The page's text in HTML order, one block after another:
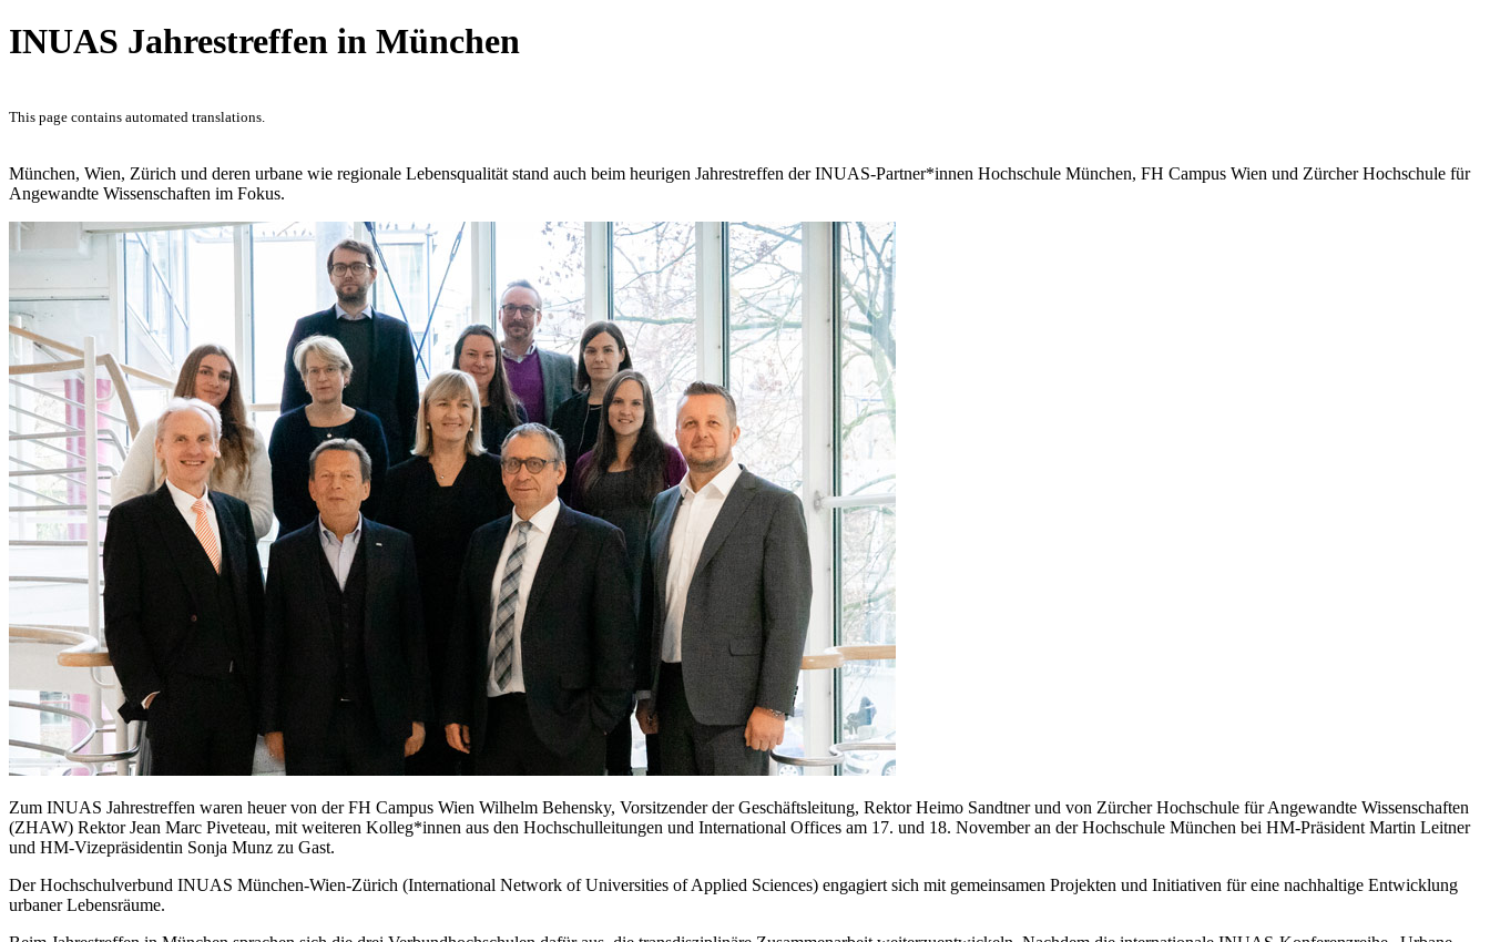
INUAS Jahrestreffen in München
This page contains automated translations.
München, Wien, Zürich und deren urbane wie regionale Lebensqualität stand auch beim heurigen Jahrestreffen der INUAS-Partner*innen Hochschule München, FH Campus Wien und Zürcher Hochschule für
Angewandte Wissenschaften im Fokus.
Zum INUAS Jahrestreffen waren heuer von der FH Campus Wien Wilhelm Behensky, Vorsitzender der Geschäftsleitung, Rektor Heimo Sandtner und von Zürcher Hochschule für Angewandte Wissenschaften
(ZHAW) Rektor Jean Marc Piveteau, mit weiteren Kolleg*innen aus den Hochschulleitungen und International Offices am 17. und 18. November an der Hochschule München bei HM-Präsident Martin Leitner
und HM-Vizepräsidentin Sonja Munz zu Gast.
Der Hochschulverbund INUAS München-Wien-Zürich (International Network of Universities of Applied Sciences) engagiert sich mit gemeinsamen Projekten und Initiativen für eine nachhaltige Entwicklung
urbaner Lebensräume.